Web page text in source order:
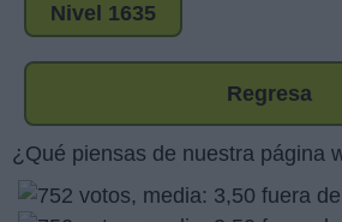
Nivel 1635
Regresa
¿Qué piensas de nuestra página